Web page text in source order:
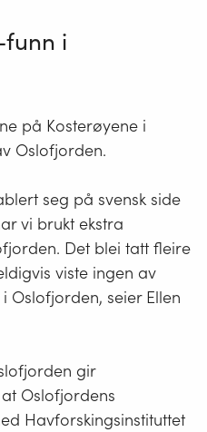
i
på Kosterøyene i
Oslofjorden.
seg på svensk side
vi brukt ekstra
Det blei tatt fleire
viste ingen av
Oslofjorden, seier Ellen
gir
Oslofjordens
Havforskingsinstituttet